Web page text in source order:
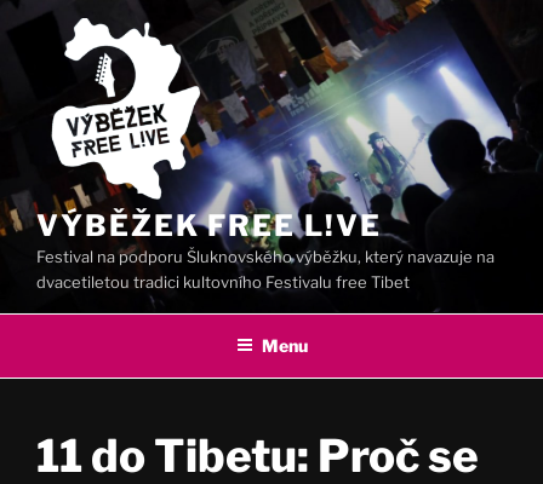
Přejít
VÝBĚŽEK FREE L!VE
Festival na podporu Šluknovského výběžku, který navazuje na
dvacetiletou tradici kultovního Festivalu free Tibet
Menu
11 do Tibetu: Proč se